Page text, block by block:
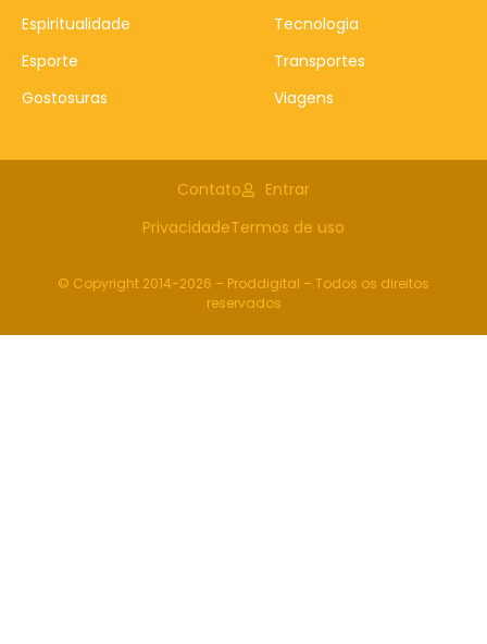
Espiritualidade
Esporte
Gostosuras
Tecnologia
Transportes
Viagens
Contato
Entrar
PrivacidadeTermos de uso
© Copyright 2014-2026 – Proddigital – Todos os direitos
reservados